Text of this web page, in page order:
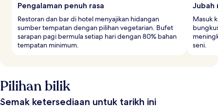
Pengalaman penuh rasa
Restoran dan bar di hotel menyajikan hidangan
sumber tempatan dengan pilihan vegetarian. Bufet
sarapan pagi bermula setiap hari dengan 80% bahan
tempatan minimum.
Jubah
Masuk
seni.
Pilihan bilik
Semak ketersediaan untuk tarikh ini